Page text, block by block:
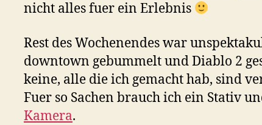
nicht alles fuer ein Erlebnis
Rest des Wochenendes war
downtown gebummelt und Diablo 2
keine, alle die ich gemacht hab, sind
Fuer so Sachen brauch ich ein Stativ
Kamera.